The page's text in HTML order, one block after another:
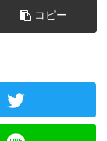
コピー